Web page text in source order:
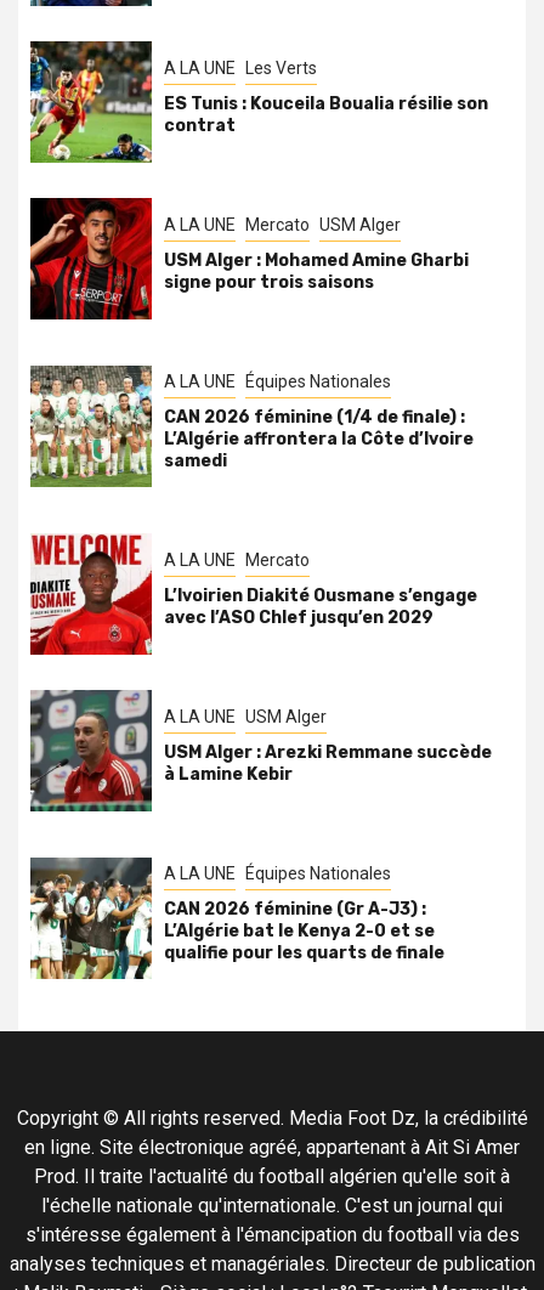
A LA UNE Les Verts
ES Tunis : Kouceila Boualia résilie son
contrat
A LA UNE Mercato USM Alger
USM Alger : Mohamed Amine Gharbi
signe pour trois saisons
A LA UNE Équipes Nationales
CAN 2026 féminine (1/4 de finale) :
L’Algérie affrontera la Côte d’Ivoire
samedi
A LA UNE Mercato
L’Ivoirien Diakité Ousmane s’engage
avec l’ASO Chlef jusqu’en 2029
A LA UNE USM Alger
USM Alger : Arezki Remmane succède
à Lamine Kebir
A LA UNE Équipes Nationales
CAN 2026 féminine (Gr A-J3) :
L’Algérie bat le Kenya 2-0 et se
qualifie pour les quarts de finale
Copyright © All rights reserved. Media Foot Dz, la crédibilité
en ligne. Site électronique agréé, appartenant à Ait Si Amer
Prod. Il traite l'actualité du football algérien qu'elle soit à
l'échelle nationale qu'internationale. C'est un journal qui
s'intéresse également à l'émancipation du football via des
analyses techniques et managériales. Directeur de publication